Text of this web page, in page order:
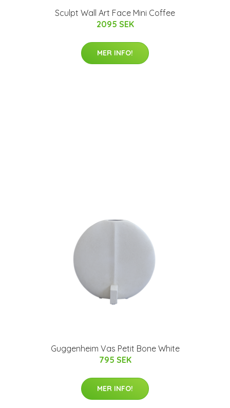
Sculpt Wall Art Face Mini Coffee
2095 SEK
MER INFO!
Guggenheim Vas Petit Bone White
795 SEK
MER INFO!